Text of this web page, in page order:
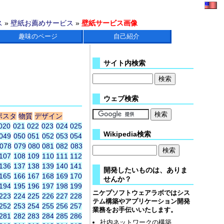
»壁紙お薦めサービス »壁紙サービス画像
趣味のページ 自己紹介
スタ 物質 デザイン
021 022 023 024 025
050 051 052 053 054
078 079 080 081 082 083
108 109 110 111 112
137 138 139 140 141
166 167 168 169 170
195 196 197 198 199
224 225 226 227 228
253 254 255 256 257
282 283 284 285 286
サイト内検索
ウェブ検索
Wikipedia検索
開発したいものは、ありま
せんか？
ニケプソフトウェアラボではシス
テム構築やアプリケーション開発
業務をお手伝いいたします。
社内ネットワークの構築